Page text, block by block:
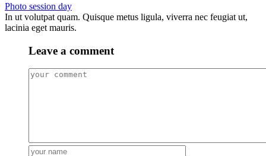
Photo session day
In ut volutpat quam. Quisque metus ligula, viverra nec feugiat ut,
lacinia eget mauris.
Leave a comment